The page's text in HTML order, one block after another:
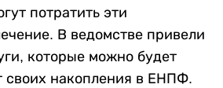
потратить эти
В ведомстве привели
которые можно будет
своих накопления в ЕНПФ.